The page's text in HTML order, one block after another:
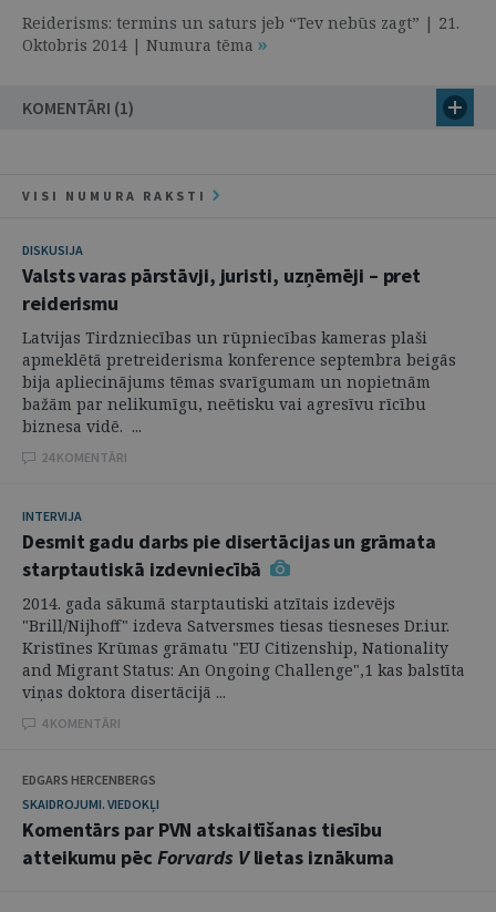
Reiderisms: termins un saturs jeb “Tev nebūs zagt” | 21.
Oktobris 2014 | Numura tēma
KOMENTĀRI (1)
VISI NUMURA RAKSTI
DISKUSIJA
Valsts varas pārstāvji, juristi, uzņēmēji – pret
reiderismu
Latvijas Tirdzniecības un rūpniecības kameras plaši
apmeklētā pretreiderisma konference septembra beigās
bija apliecinājums tēmas svarīgumam un nopietnām
bažām par nelikumīgu, neētisku vai agresīvu rīcību
biznesa vidē. ...
24 KOMENTĀRI
INTERVIJA
Desmit gadu darbs pie disertācijas un grāmata
starptautiskā izdevniecībā
2014. gada sākumā starptautiski atzītais izdevējs
"Brill/Nijhoff" izdeva Satversmes tiesas tiesneses Dr.iur.
Kristīnes Krūmas grāmatu "EU Citizenship, Nationality
and Migrant Status: An Ongoing Challenge",1 kas balstīta
viņas doktora disertācijā ...
4 KOMENTĀRI
EDGARS HERCENBERGS
SKAIDROJUMI. VIEDOKĻI
Komentārs par PVN atskaitīšanas tiesību
atteikumu pēc Forvards Vlietas iznākuma